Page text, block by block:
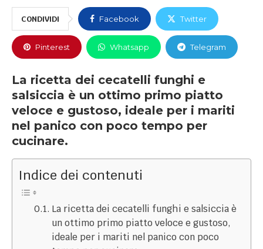
CONDIVIDI Facebook Twitter
Pinterest Whatsapp Telegram
La ricetta dei cecatelli funghi e
salsiccia è un ottimo primo piatto
veloce e gustoso, ideale per i mariti
nel panico con poco tempo per
cucinare.
Indice dei contenuti
La ricetta dei cecatelli funghi e salsiccia è
un ottimo primo piatto veloce e gustoso,
ideale per i mariti nel panico con poco